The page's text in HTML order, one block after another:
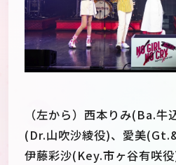
（左から）西本りみ(Ba.
(Dr.山吹沙綾役)、愛美
伊藤彩沙(Key.市ヶ谷有咲